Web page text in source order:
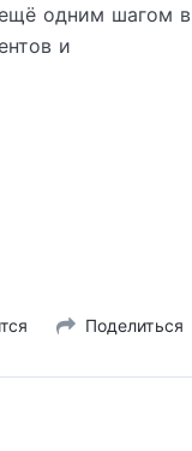
одним шагом в
и
Поделиться